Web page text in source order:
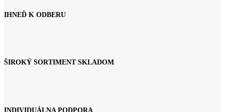
IHNEĎ K ODBERU
ŠIROKÝ SORTIMENT SKLADOM
INDIVIDUÁLNA PODPORA